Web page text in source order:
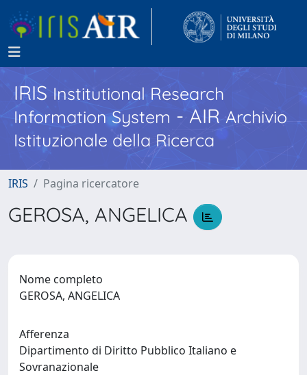
IRISInstitutional Research
Information System - AIR Archivio
Istituzionale della Ricerca
IRIS Pagina ricercatore
GEROSA, ANGELICA
Nome completo
GEROSA, ANGELICA
Afferenza
Dipartimento di Diritto Pubblico Italiano e
Sovranazionale